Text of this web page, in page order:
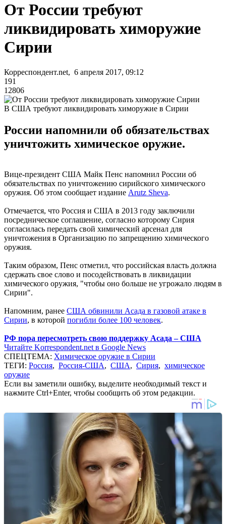
От России требуют
ликвидировать химоружие
Сирии
Корреспондент.net, 6 апреля 2017, 09:12
191
12806
В США требуют ликвидировать химоружие в Сирии
России напомнили об обязательствах
уничтожить химическое оружие.
Вице-президент США Майк Пенс напомнил России об
обязательствах по уничтожению сирийского химического
оружия. Об этом сообщает издание Arutz Sheva.
Отмечается, что Россия и США в 2013 году заключили
посредническое соглашение, согласно которому Сирия
согласилась передать свой химический арсенал для
уничтожения в Организацию по запрещению химического
оружия.
Таким образом, Пенс отметил, что российская власть должна
сдержать свое слово и посодействовать в ликвидации
химического оружия, "чтобы оно больше не угрожало людям в
Сирии".
Напомним, ранее США обвинили Асада в газовой атаке в
Сирии, в которой погибли более 100 человек.
РФ пора пересмотреть свою поддержку Асада – США
Читайте Korrespondent.net в Google News
СПЕЦТЕМА: Химическое оружие в Сирии
ТЕГИ: Россия, Россия-США, США, Сирия, химическое
оружие
Если вы заметили ошибку, выделите необходимый текст и
нажмите Ctrl+Enter, чтобы сообщить об этом редакции.